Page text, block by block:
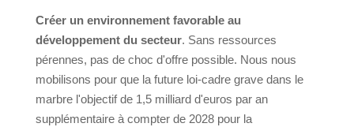
Créer un environnement favorable au
développement du secteur. Sans ressources
pérennes, pas de choc d'offre possible. Nous nous
mobilisons pour que la future loi-cadre grave dans le
marbre l'objectif de 1,5 milliard d'euros par an
supplémentaire à compter de 2028 pour la